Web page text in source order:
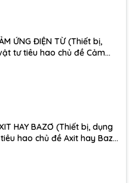
ỨNG ĐIỆN TỪ (Thiết bị,
tư tiêu hao chủ đề Cảm
HAY BAZƠ (Thiết bị, dụng
hao chủ đề Axit hay Bazơ